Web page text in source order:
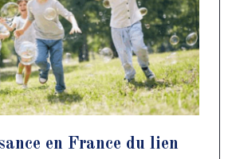
en France du lien